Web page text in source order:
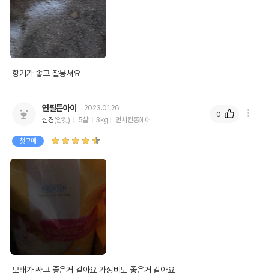
향기가 좋고 잘뭉쳐요
연필든아이
2023.01.26
심경(암컷) 5살 3kg 먼치킨롱헤어
첫구매
모래가 싸고 좋은거 같아요 가성비도 좋은거 같아요
0